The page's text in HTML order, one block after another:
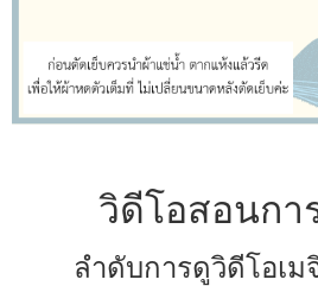
วิดีโอสอนกา
ลำดับการดูวิดีโอเ